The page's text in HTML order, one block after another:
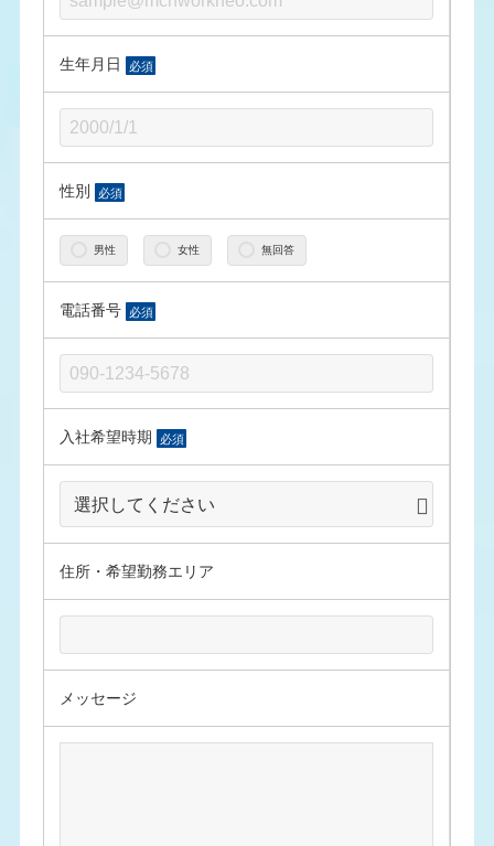
生年月日 必須
性別 必須
男性 女性 無回答
電話番号 必須
入社希望時期 必須
住所・希望勤務エリア
メッセージ